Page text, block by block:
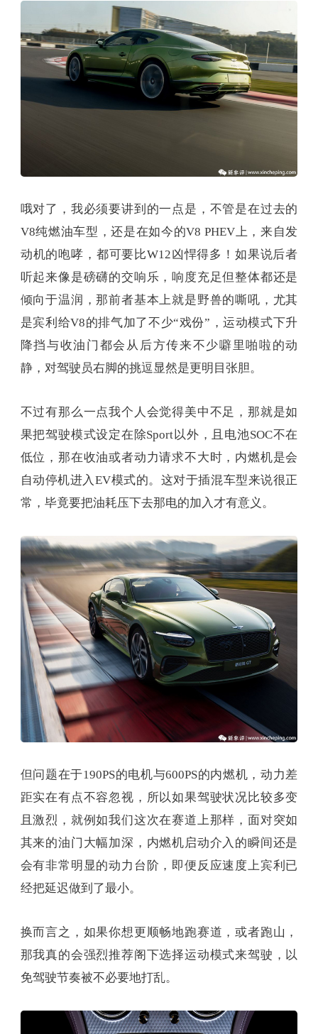
哦对了，我必须要讲到的一点是，不管是在过去的
V8纯燃油车型，还是在如今的V8 PHEV上，来自发
动机的咆哮，都可要比W12凶悍得多！如果说后者
听起来像是磅礴的交响乐，响度充足但整体都还是
倾向于温润，那前者基本上就是野兽的嘶吼，尤其
是宾利给V8的排气加了不少“戏份”，运动模式下升
降挡与收油门都会从后方传来不少噼里啪啦的动
静，对驾驶员右脚的挑逗显然是更明目张胆。
不过有那么一点我个人会觉得美中不足，那就是如
果把驾驶模式设定在除Sport以外，且电池SOC不在
低位，那在收油或者动力请求不大时，内燃机是会
自动停机进入EV模式的。这对于插混车型来说很正
常，毕竟要把油耗压下去那电的加入才有意义。
但问题在于190PS的电机与600PS的内燃机，动力差
距实在有点不容忽视，所以如果驾驶状况比较多变
且激烈，就例如我们这次在赛道上那样，面对突如
其来的油门大幅加深，内燃机启动介入的瞬间还是
会有非常明显的动力台阶，即便反应速度上宾利已
经把延迟做到了最小。
换而言之，如果你想更顺畅地跑赛道，或者跑山，
那我真的会强烈推荐阁下选择运动模式来驾驶，以
免驾驶节奏被不必要地打乱。